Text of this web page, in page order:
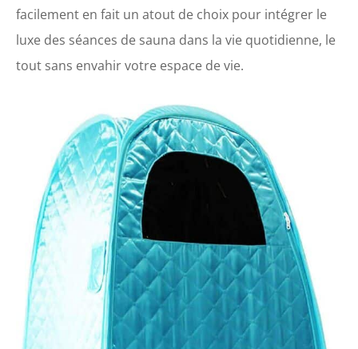
facilement en fait un atout de choix pour intégrer le
luxe des séances de sauna dans la vie quotidienne, le
tout sans envahir votre espace de vie.